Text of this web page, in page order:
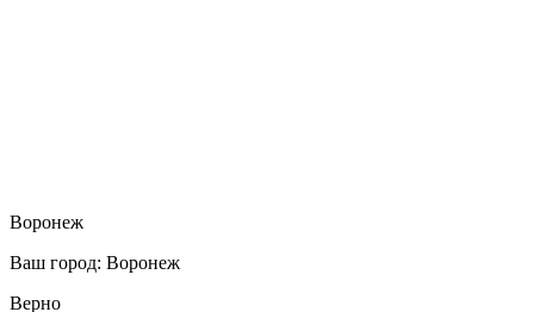
Воронеж
Ваш город: Воронеж
Верно